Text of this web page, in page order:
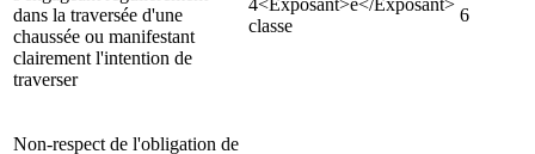
dans la traversée d'une
chaussée ou manifestant
clairement l'intention de
traverser
classe
6
Non-respect de l'obligation de